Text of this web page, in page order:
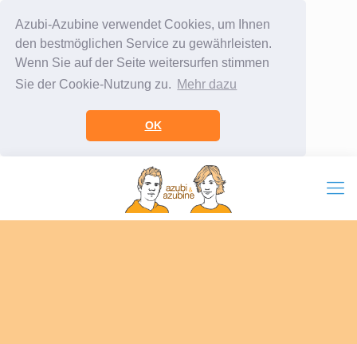
Azubi-Azubine verwendet Cookies, um Ihnen
den bestmöglichen Service zu gewährleisten.
Wenn Sie auf der Seite weitersurfen stimmen
Sie der Cookie-Nutzung zu. Mehr dazu
OK